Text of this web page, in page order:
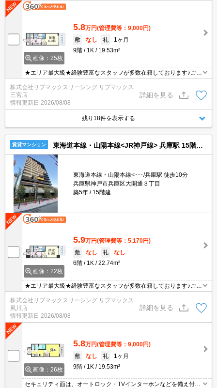
飼育可能★
画像：25枚
5.8万円(管理費等：9,000円)
敷
なし 礼
1ヶ月
9階
1K 19.53m²
★エリア最大級★経験豊富なスタッフが多数在籍しております♪ご要
能！オンライン内覧・オンライン契約等弊社に一度も来店せずとも
問題ありません♪弊社ではネットに掲載されている物件も全てご紹介
可能になりますので気になる物件は全て申し付けください★保証人
株式会社リブマックスリーシング リブマックス
三宮店
情報更新日 2026/08/08
詳細を見る
残り18件を表示する
賃貸マンション 東海道本線・山陽本線<JR神戸線> 兵庫駅 15階建 築5年
東海道本線・山陽本線<･･･/兵庫駅 徒歩10分
兵庫県神戸市兵庫区大開通３丁目
築5年
15階建
画像：22枚
5.9万円(管理費等：5,170円)
敷
なし 礼
なし
6階
1K 22.74m²
★エリア最大級★経験豊富なスタッフが多数在籍しております♪ご要
望がありましたらお申し付けください！初期費用クレジット支払可
能！オンライン内覧・オンライン契約等弊社に一度も来店せずとも
問題ありません♪弊社ではネットに掲載されている物件も全てご紹介
可能になりますので気になる物件は全て申し付けください！ペット
飼育可能★
株式会社リブマックスリーシング リブマックス
夙川店
情報更新日 2026/08/08
詳細を見る
画像：26枚
5.8万円(管理費等：9,000円)
敷
なし 礼
1ヶ月
9階
1K 19.53m²
セキュリティ面は、オートロック・TVインターホンなどを備え付け